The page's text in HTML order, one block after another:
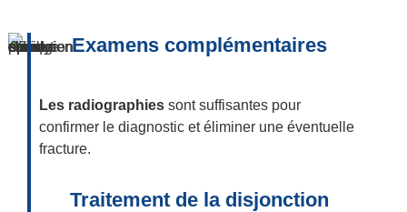
Examens complémentaires
Les radiographiessont suffisantes pour
confirmer le diagnostic et éliminer une éventuelle
fracture.
Traitement de la disjonction